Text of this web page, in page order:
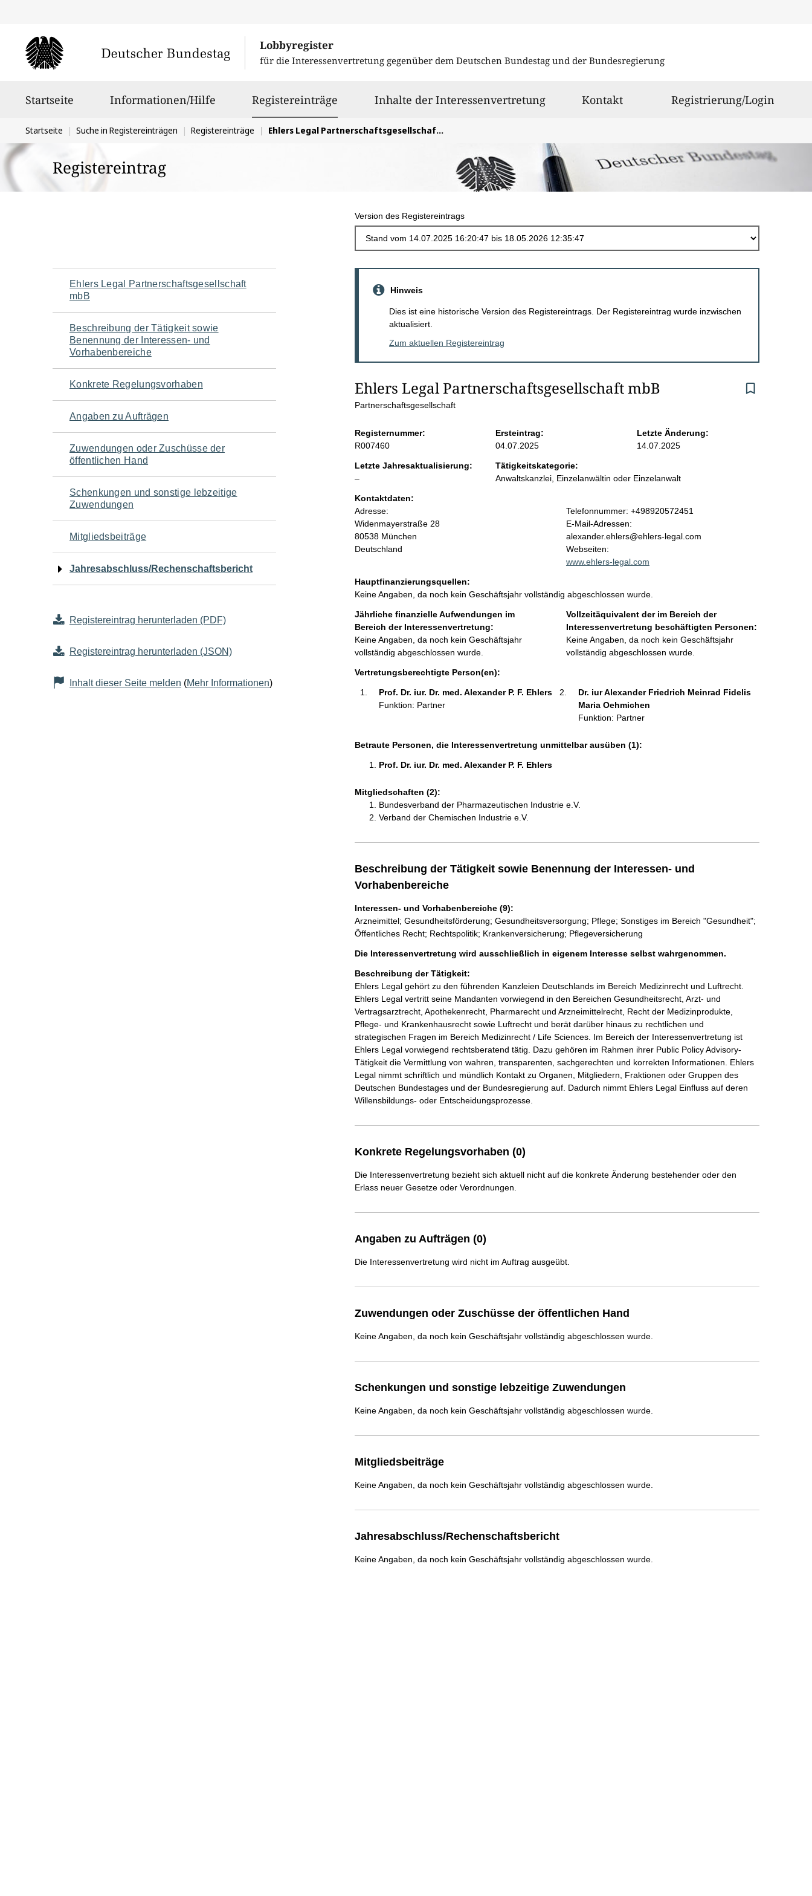
Lobbyregister
für die Interessenvertretung gegenüber dem Deutschen Bundestag und der Bundesregierung
Startseite Informationen/Hilfe Registereinträge ausgewähltInhalte der Interessenvertretung Kontakt Registrierung/Login
Sie
befinden
sich
hier:
Startseite Suche in Registereinträgen Registereinträge Ehlers Legal Partnerschaftsgesellschaft mbB
Registereintrag
Version des Registereintrags
Navigation
für
den
Seiteninhalt
Ehlers Legal Partnerschaftsgesellschaft
mbB
Beschreibung der Tätigkeit sowie
Benennung der Interessen- und
Vorhabenbereiche
Konkrete Regelungsvorhaben
Angaben zu Aufträgen
Zuwendungen oder Zuschüsse der
öffentlichen Hand
Schenkungen und sonstige lebzeitige
Zuwendungen
Mitgliedsbeiträge
Jahresabschluss/Rechenschaftsbericht
Registereintrag herunterladen (PDF)
Registereintrag herunterladen (JSON)
Inhalt dieser Seite melden (Mehr Informationen)
e
n
i
n
h
a
l
t
Hinweis
Dies ist eine historische Version des Registereintrags. Der Registereintrag wurde inzwischen
aktualisiert.
Zum aktuellen Registereintrag
Ehlers Legal Partnerschaftsgesellschaft mbB
Partnerschaftsgesellschaft
Registernummer:
R007460
Ersteintrag:
04.07.2025
Letzte Änderung:
14.07.2025
Letzte Jahresaktualisierung:
–l
e
r
Tätigkeitskategorie:
Anwaltskanzlei, Einzelanwältin oder Einzelanwalt
Kontaktdaten:
Adresse:
Widenmayerstraße 28
80538 München
Deutschland
K
o
n
t
a
n
f
o
r
Telefonnummer: +498920572451
E-Mail-Adressen:
alexander.ehlers@ehlers-legal.com
Webseiten:
www.ehlers-legal.com
Hauptfinanzierungsquellen:
Keine Angaben, da noch kein Geschäftsjahr vollständig abgeschlossen wurde.
Jährliche finanzielle Aufwendungen im
Bereich der Interessenvertretung:
Keine Angaben, da noch kein Geschäftsjahr
vollständig abgeschlossen wurde.
Vollzeitäquivalent der im Bereich der
Interessenvertretung beschäftigten Personen:
Keine Angaben, da noch kein Geschäftsjahr
vollständig abgeschlossen wurde.
Vertretungsberechtigte Person(en):
Prof. Dr. iur. Dr. med. Alexander P. F. Ehlers
Funktion: Partner
Dr. iur Alexander Friedrich Meinrad Fidelis
Maria Oehmichen
Funktion: Partner
Betraute Personen, die Interessenvertretung unmittelbar ausüben (1):
Prof. Dr. iur. Dr. med. Alexander P. F. Ehlers
Mitgliedschaften (2):
Bundesverband der Pharmazeutischen Industrie e.V.
Verband der Chemischen Industrie e.V.
Beschreibung der Tätigkeit sowie Benennung der Interessen- und
Vorhabenbereiche
Interessen- und Vorhabenbereiche (9):
Arzneimittel; Gesundheitsförderung; Gesundheitsversorgung; Pflege; Sonstiges im Bereich "Gesundheit";
Öffentliches Recht; Rechtspolitik; Krankenversicherung; Pflegeversicherung
Die Interessenvertretung wird ausschließlich in eigenem Interesse selbst wahrgenommen.
Beschreibung der Tätigkeit:
Ehlers Legal gehört zu den führenden Kanzleien Deutschlands im Bereich Medizinrecht und Luftrecht.
Ehlers Legal vertritt seine Mandanten vorwiegend in den Bereichen Gesundheitsrecht, Arzt- und
Vertragsarztrecht, Apothekenrecht, Pharmarecht und Arzneimittelrecht, Recht der Medizinprodukte,
Pflege- und Krankenhausrecht sowie Luftrecht und berät darüber hinaus zu rechtlichen und
strategischen Fragen im Bereich Medizinrecht / Life Sciences. Im Bereich der Interessenvertretung ist
Ehlers Legal vorwiegend rechtsberatend tätig. Dazu gehören im Rahmen ihrer Public Policy Advisory-
Tätigkeit die Vermittlung von wahren, transparenten, sachgerechten und korrekten Informationen. Ehlers
Legal nimmt schriftlich und mündlich Kontakt zu Organen, Mitgliedern, Fraktionen oder Gruppen des
Deutschen Bundestages und der Bundesregierung auf. Dadurch nimmt Ehlers Legal Einfluss auf deren
Willensbildungs- oder Entscheidungsprozesse.
Konkrete Regelungsvorhaben (0)
Die Interessenvertretung bezieht sich aktuell nicht auf die konkrete Änderung bestehender oder den
Erlass neuer Gesetze oder Verordnungen.
Angaben zu Aufträgen (0)
Die Interessenvertretung wird nicht im Auftrag ausgeübt.
Zuwendungen oder Zuschüsse der öffentlichen Hand
Keine Angaben, da noch kein Geschäftsjahr vollständig abgeschlossen wurde.
Schenkungen und sonstige lebzeitige Zuwendungen
Keine Angaben, da noch kein Geschäftsjahr vollständig abgeschlossen wurde.
Mitgliedsbeiträge
Keine Angaben, da noch kein Geschäftsjahr vollständig abgeschlossen wurde.
Jahresabschluss/Rechenschaftsbericht
Keine Angaben, da noch kein Geschäftsjahr vollständig abgeschlossen wurde.